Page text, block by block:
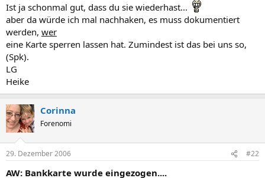
Ist ja schonmal gut, dass du sie wiederhast...
aber da würde ich mal nachhaken, es muss dokumentiert
werden, wer
eine Karte sperren lassen hat. Zumindest ist das bei uns so,
(Spk).
LG
Heike
Corinna
Forenomi
29. Dezember 2006 #22
AW: Bankkarte wurde eingezogen....